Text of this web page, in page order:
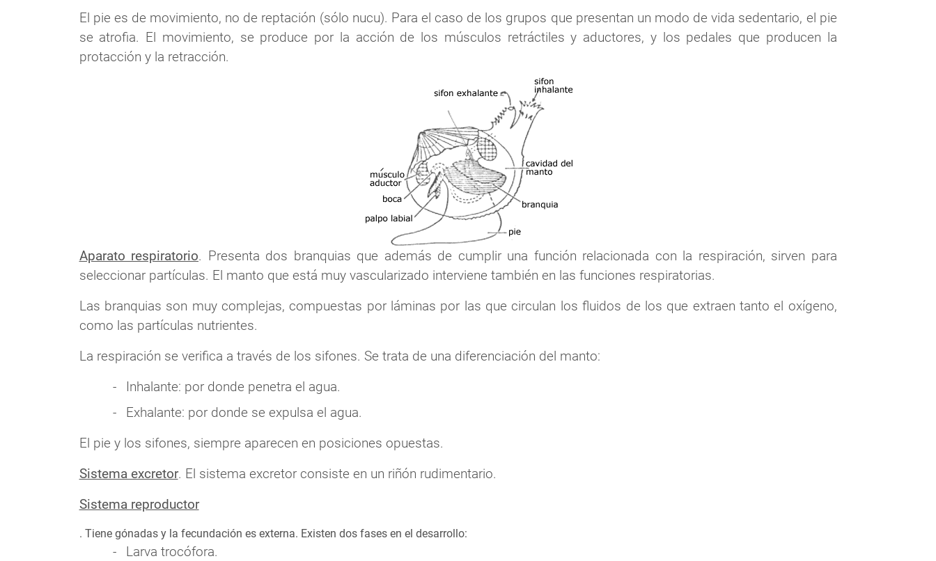
El pie es de movimiento, no de reptación (sólo nucu). Para el caso de los grupos que presentan un modo de vida sedentario, el pie
se atrofia. El movimiento, se produce por la acción de los músculos retráctiles y aductores, y los pedales que producen la
protacción y la retracción.
Aparato respiratorio. Presenta dos branquias que además de cumplir una función relacionada con la respiración, sirven para
seleccionar partículas. El manto que está muy vascularizado interviene también en las funciones respiratorias.
Las branquias son muy complejas, compuestas por láminas por las que circulan los fluidos de los que extraen tanto el oxígeno,
como las partículas nutrientes.
La respiración se verifica a través de los sifones. Se trata de una diferenciación del manto:
Inhalante: por donde penetra el agua.
Exhalante: por donde se expulsa el agua.
El pie y los sifones, siempre aparecen en posiciones opuestas.
Sistema excretor. El sistema excretor consiste en un riñón rudimentario.
Sistema reproductor
. Tiene gónadas y la fecundación es externa. Existen dos fases en el desarrollo:
Larva trocófora.